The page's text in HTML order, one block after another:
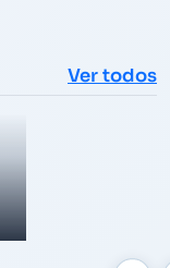
Ver todos